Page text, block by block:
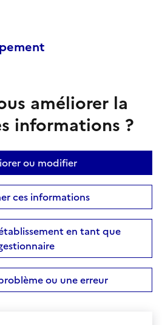
améliorer la
informations ?
ou modifier
ces informations
en tant que
ou une erreur